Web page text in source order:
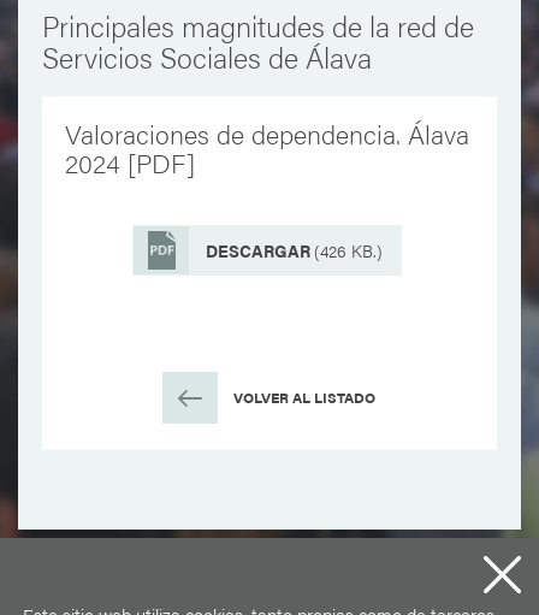
Principales magnitudes de la red de
Servicios Sociales de Álava
Valoraciones de dependencia. Álava
2024 [PDF]
DESCARGAR(426 KB.)
VOLVER AL LISTADO